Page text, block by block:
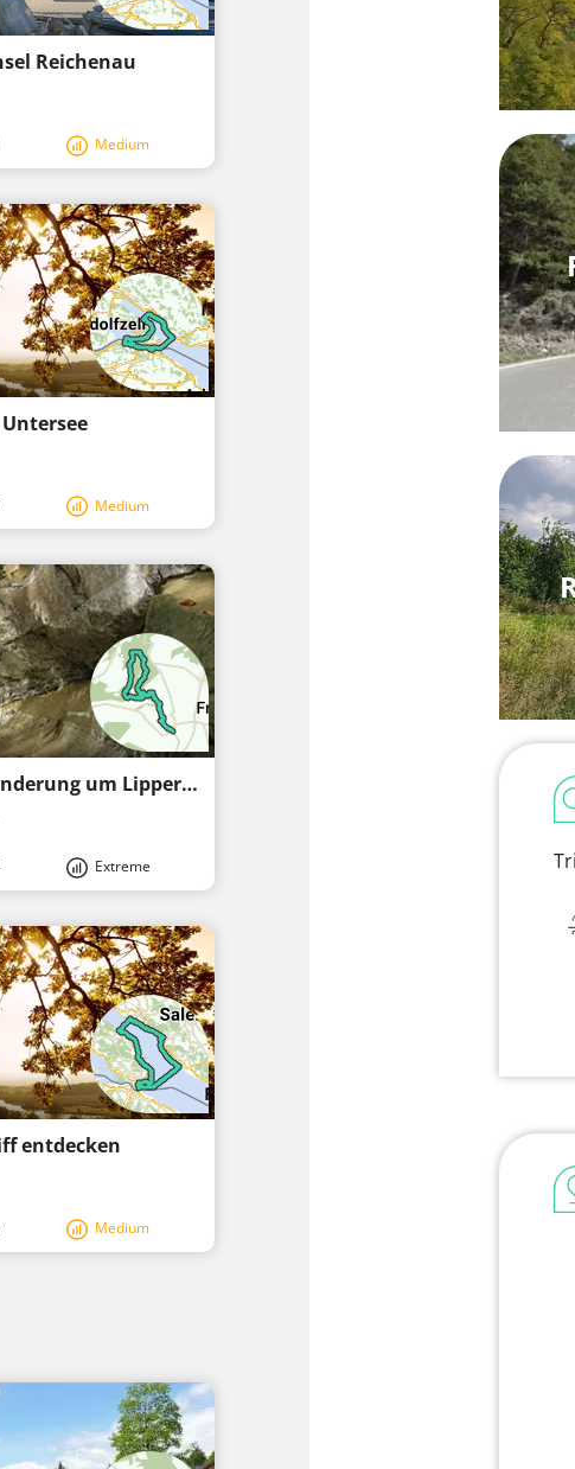
Reichenau
Medium
Medium
Wallfahrtsort und Schutzgebiet - Wanderung um Lippertsreute
Extreme
entdecken
Medium